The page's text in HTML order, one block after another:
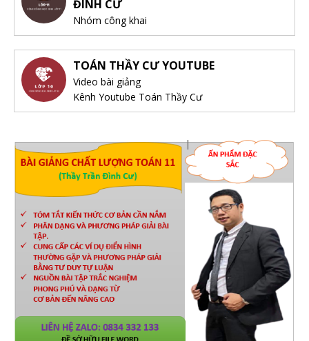
ĐÌNH CƯ
Nhóm công khai
TOÁN THẦY CƯ YOUTUBE
Video bài giảng
Kênh Youtube Toán Thầy Cư